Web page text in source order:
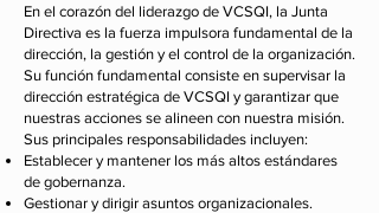
En el corazón del liderazgo de VCSQI, la Junta
Directiva es la fuerza impulsora fundamental de la
dirección, la gestión y el control de la organización.
Su función fundamental consiste en supervisar la
dirección estratégica de VCSQI y garantizar que
nuestras acciones se alineen con nuestra misión.
Sus principales responsabilidades incluyen:
Establecer y mantener los más altos estándares
de gobernanza.
Gestionar y dirigir asuntos organizacionales.